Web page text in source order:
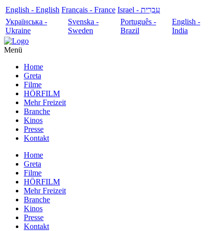
English - English Français - France
עִבְרִית - Israel
Українська -
Ukraine
Svenska -
Sweden
Português -
Brazil
English -
India
Menü
Home
Greta
Filme
HÖRFILM
Mehr Freizeit
Branche
Kinos
Presse
Kontakt
Home
Greta
Filme
HÖRFILM
Mehr Freizeit
Branche
Kinos
Presse
Kontakt